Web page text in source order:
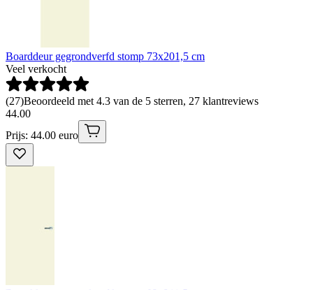
Boarddeur gegrondverfd stomp 73x201,5 cm
Veel verkocht
(27)Beoordeeld met 4.3 van de 5 sterren, 27 klantreviews
44.00
Prijs: 44.00 euro